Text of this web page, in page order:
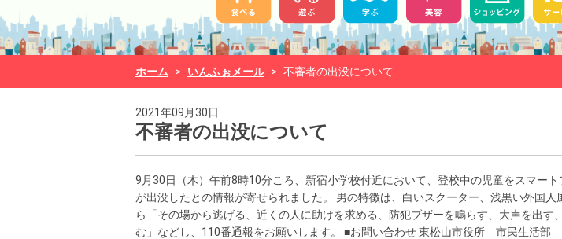
ホーム > いんふぉメール > 不審者の出没について
2021年09月30日
不審者の出没について
9月30日（木）午前8時10分ころ、新宿小学校付近において、登校中の児童をスマート
が出没したとの情報が寄せられました。 男の特徴は、白いスクーター、浅黒い外国人
ら「その場から逃げる、近くの人に助けを求める、防犯ブザーを鳴らす、大声を出す
む」などし、110番通報をお願いします。 ■お問い合わせ 東松山市役所 市民生活部